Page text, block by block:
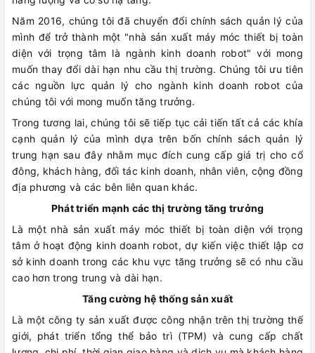
Năm 2016, chúng tôi đã chuyển đổi chính sách quản lý của
mình để trở thành một "nhà sản xuất máy móc thiết bị toàn
diện với trọng tâm là ngành kinh doanh robot" với mong
muốn thay đổi dài hạn nhu cầu thị trường. Chúng tôi ưu tiên
các nguồn lực quản lý cho ngành kinh doanh robot của
chúng tôi với mong muốn tăng trưởng.
Trong tương lai, chúng tôi sẽ tiếp tục cải tiến tất cả các khía
cạnh quản lý của mình dựa trên bốn chính sách quản lý
trung hạn sau đây nhằm mục đích cung cấp giá trị cho cổ
đông, khách hàng, đối tác kinh doanh, nhân viên, cộng đồng
địa phương và các bên liên quan khác.
Phát triển mạnh các thị trường tăng trưởng
Là một nhà sản xuất máy móc thiết bị toàn diện với trọng
tâm ở hoạt động kinh doanh robot, dự kiến việc thiết lập cơ
sở kinh doanh trong các khu vực tăng trưởng ​​sẽ có nhu cầu
cao hơn trong trung và dài hạn.
Tăng cường hệ thống sản xuất
Là một công ty sản xuất được công nhận trên thị trường thế
giới, phát triển tổng thể bảo trì (TPM) và cung cấp chất